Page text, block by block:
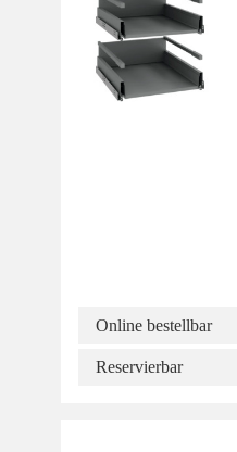
Online bestellbar
Reservierbar